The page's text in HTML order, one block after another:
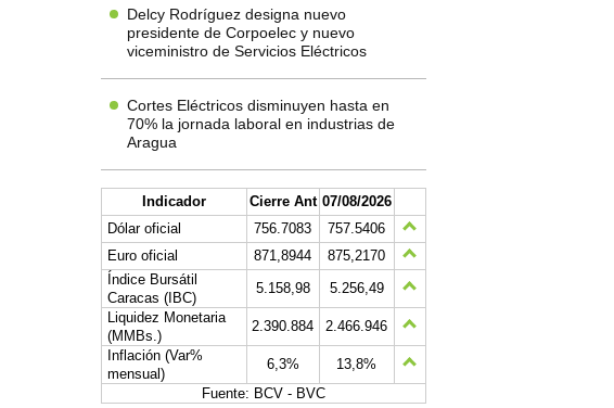
Delcy Rodríguez designa nuevo
presidente de Corpoelec y nuevo
viceministro de Servicios Eléctricos
Cortes Eléctricos disminuyen hasta en
70% la jornada laboral en industrias de
Aragua
Indicador Cierre Ant 07/08/2026
Dólar oficial
756.7083
757.5406
Euro oficial
871,8944
875,2170
Índice Bursátil
Caracas (IBC)
5.158,98
5.256,49
Liquidez Monetaria
(MMBs.)
2.390.884
2.466.946
Inflación (Var%
mensual)
6,3%
13,8%
Fuente: BCV - BVC